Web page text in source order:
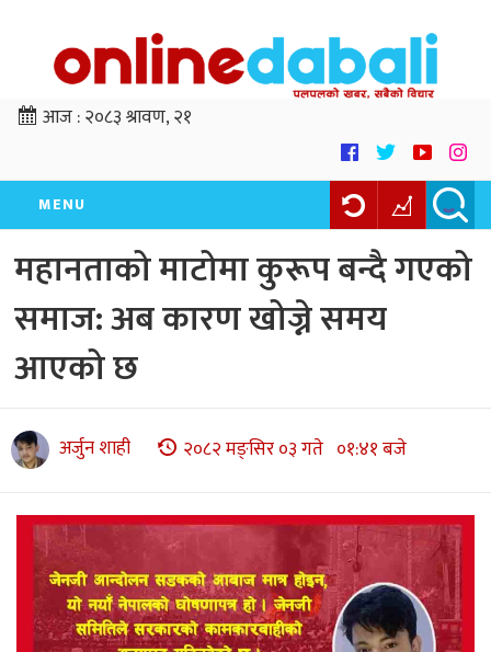
आज :२०८३ श्रावण, २१
MENU
महानताको माटोमा कुरूप बन्दै गएको
समाज: अब कारण खोज्ने समय
आएको छ
अर्जुन शाही २०८२ मङ्सिर ०३ गते ०१:४१ बजे